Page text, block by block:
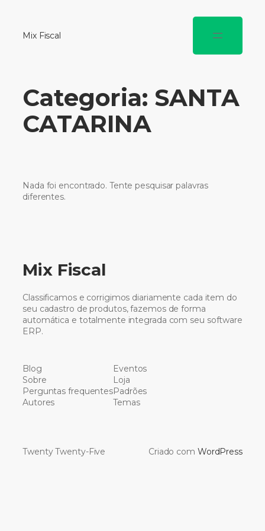
Mix Fiscal
Categoria: SANTA
CATARINA
Nada foi encontrado. Tente pesquisar palavras
diferentes.
Mix Fiscal
Classificamos e corrigimos diariamente cada item do
seu cadastro de produtos, fazemos de forma
automática e totalmente integrada com seu software
ERP.
Blog
Sobre
Perguntas frequentes
Autores
Eventos
Loja
Padrões
Temas
Twenty Twenty-Five Criado com WordPress